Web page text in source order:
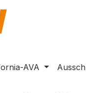
AVA